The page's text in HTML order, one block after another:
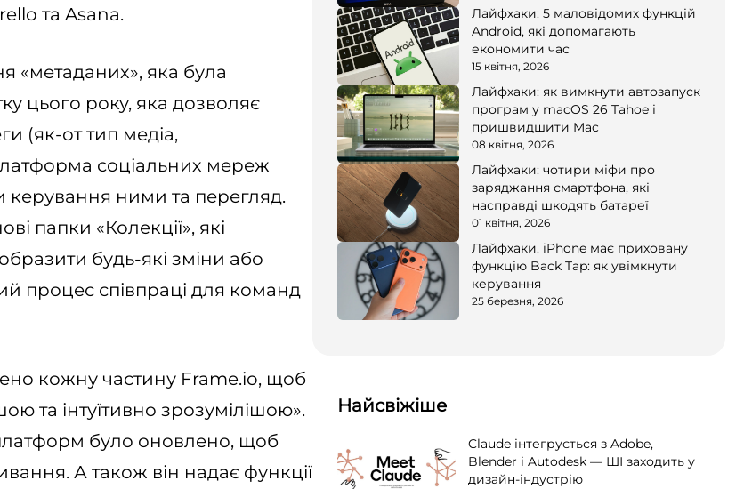
та Asana.
«метаданих», яка була
цього року, яка дозволяє
(як-от тип медіа,
соціальних мереж
керування ними та перегляд.
папки «Колекції», які
будь-які зміни або
процес співпраці для команд
кожну частину Frame.io, щоб
та інтуїтивно зрозумілішою».
було оновлено, щоб
А також він надає функції
Лайфхаки: 5 маловідомих функцій
Android, які допомагають
економити час
15 квітня, 2026
Лайфхаки: як вимкнути автозапуск
програм у macOS 26 Tahoe і
пришвидшити Mac
08 квітня, 2026
Лайфхаки: чотири міфи про
заряджання смартфона, які
насправді шкодять батареї
01 квітня, 2026
Лайфхаки. iPhone має приховану
функцію Back Tap: як увімкнути
керування
25 березня, 2026
Найсвіжіше
Claude інтегрується з Adobe,
Blender і Autodesk — ШІ заходить у
дизайн-індустрію